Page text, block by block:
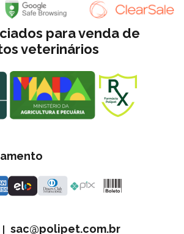
para venda de
veterinários
sac@polipet.com.br